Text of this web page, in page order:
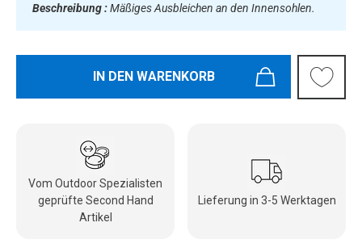
Beschreibung :Mäßiges Ausbleichen an den Innensohlen.
IN DEN WARENKORB
Vom Outdoor Spezialisten
geprüfte Second Hand
Artikel
Lieferung in 3-5 Werktagen